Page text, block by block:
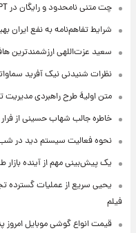
چت متنی نامحدود و رایگان در ChatGPT
شرایط تفاهم‌نامه به نفع ایران
سعید عزت‌اللهی ارزشمندترین
نظرات شنیدنی نیک آفرید
متن اولیۀ طرح راهبردی مدیریت
خاطره جالب شهاب حسینی از فرار
نحوه فعالیت سیستم دید در
یک پیش‌بینی مهم از آینده بازار
یحیی سریع از عملیات گسترده
فیلم
قیمت انواع گوشی موبایل امروز پنجشنبه ۱۵ مرداد